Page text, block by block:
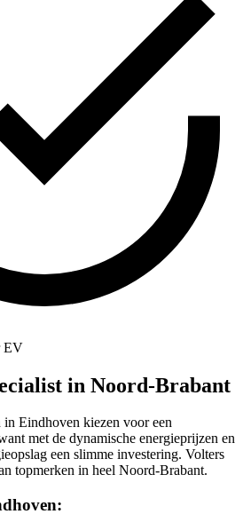
EV
in Noord-Brabant
in Eindhoven kiezen voor een
met de dynamische energieprijzen en
een slimme investering. Volters
topmerken in heel Noord-Brabant.
: